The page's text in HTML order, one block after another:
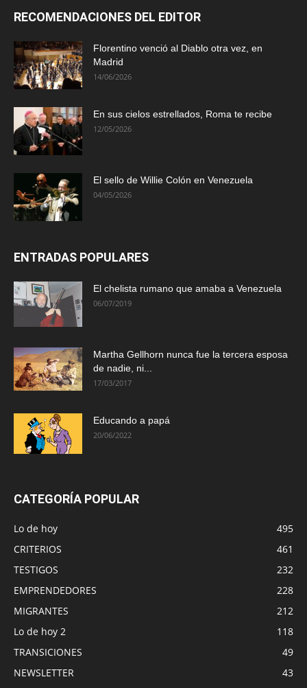
RECOMENDACIONES DEL EDITOR
Florentino venció al Diablo otra vez, en
Madrid
14/06/2026
En sus cielos estrellados, Roma te recibe
12/05/2026
El sello de Willie Colón en Venezuela
04/05/2026
ENTRADAS POPULARES
El chelista rumano que amaba a Venezuela
06/07/2019
Martha Gellhorn nunca fue la tercera esposa
de nadie, ni...
17/03/2017
Educando a papá
20/06/2022
CATEGORÍA POPULAR
Lo de hoy
495
CRITERIOS
461
TESTIGOS
232
EMPRENDEDORES
228
MIGRANTES
212
Lo de hoy 2
118
TRANSICIONES
49
NEWSLETTER
43